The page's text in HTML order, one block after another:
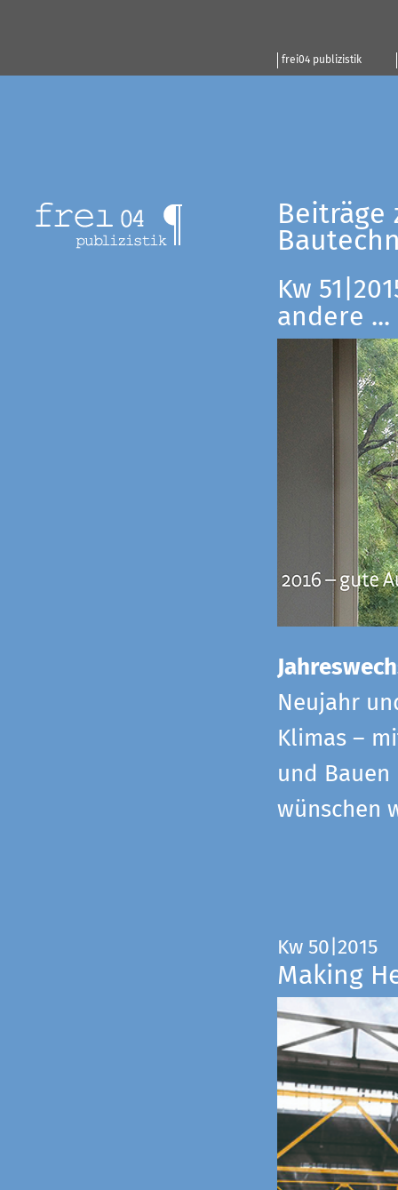
frei04 publizistik
Beiträge
Kw
andere ...
Neujahr
Klimas –
und
wünschen
Kw 50|2015
Making